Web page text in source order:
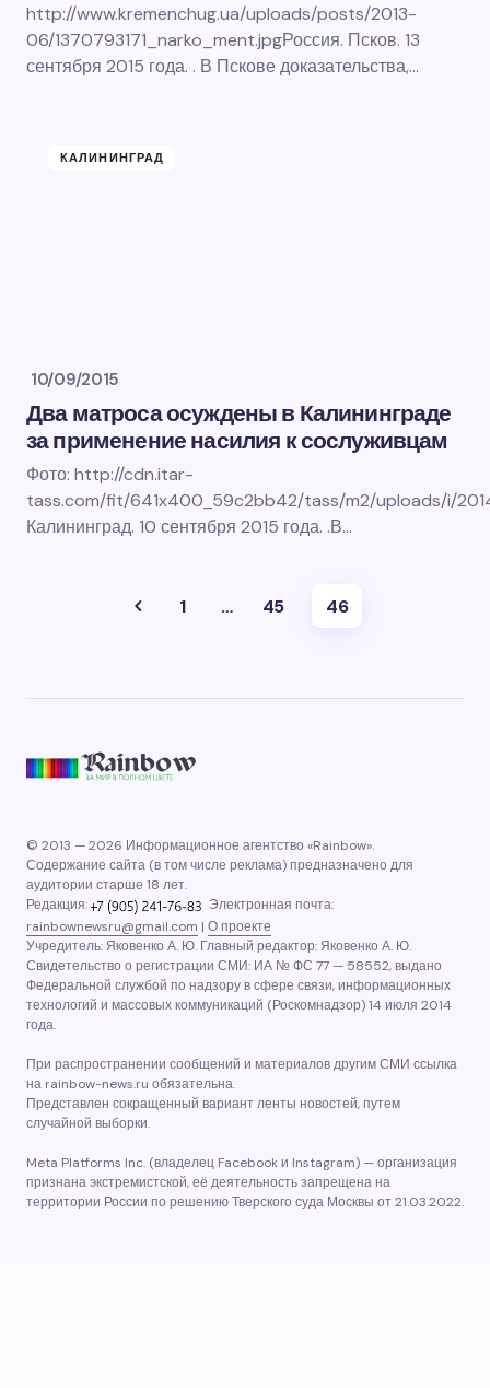
http://www.kremenchug.ua/uploads/posts/2013-
06/1370793171_narko_ment.jpgРоссия. Псков. 13
сентября 2015 года. . В Пскове доказательства,…
КАЛИНИНГРАД
10/09/2015
Два матроса осуждены в Калининграде
за применение насилия к сослуживцам
Фото: http://cdn.itar-
tass.com/fit/641x400_59c2bb42/tass/m2/uploads/i/
Калининград. 10 сентября 2015 года. .В…
1 … 45 46
© 2013 — 2026 Информационное агентство «Rainbow».
Содержание сайта (в том числе реклама) предназначено для
аудитории старше 18 лет.
Редакция:
Электронная почта:
rainbownewsru@gmail.com | О проекте
Учредитель: Яковенко А. Ю. Главный редактор: Яковенко А. Ю.
Свидетельство о регистрации СМИ: ИА № ФС 77 — 58552, выдано
Федеральной службой по надзору в сфере связи, информационных
технологий и массовых коммуникаций (Роскомнадзор) 14 июля 2014
года.
При распространении сообщений и материалов другим СМИ ссылка
на rainbow-news.ru обязательна.
Представлен сокращенный вариант ленты новостей, путем
случайной выборки.
Meta Platforms Inc. (владелец Facebook и Instagram) — организация
признана экстремистской, её деятельность запрещена на
территории России по решению Тверского суда Москвы от 21.03.2022.